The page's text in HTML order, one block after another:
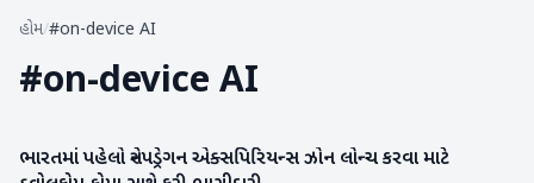
હોમ/#on-device AI
#on-device AI
સાયન્સ & ટેકનોલોજી
ભારતમાં પહેલો સ્નેપડ્રેગન એક્સપિરિયન્સ ઝોન લોન્ચ કરવા માટે